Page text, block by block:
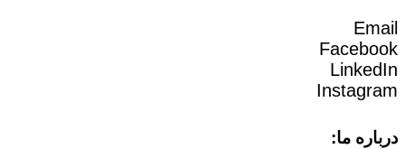
Email
Facebook
LinkedIn
Instagram
درباره ما: